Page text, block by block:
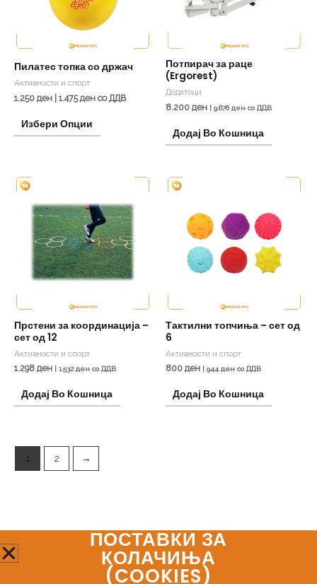
Пилатес топка со држач
Активности и спорт
1.250 ден 1.475ден со ДДВ
Избери Опции
The
options
be
on
product
Потпирач за раце
(Ergorest)
Додатоци
8.200 ден 9.676ден со ДДВ
Додај Во Кошница
Прстени за координација –
сет од 12
Активности и спорт
1.298 ден 1.532ден со ДДВ
Додај Во Кошница
Тактилни топчиња – сет од
6
Активности и спорт
800 ден 944 ден со ДДВ
Додај Во Кошница
1 2 →
Мозаик ПроПОСТАВКИ ЗА
КОЛАЧИЊА
(COOKIES)​